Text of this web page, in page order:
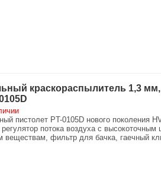
краскораспылитель 1,3
пистолет PT-0105D нового поколения
потока воздуха с
веществам, фильтр для бачка, гаечный